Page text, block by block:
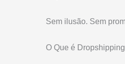
Sem ilusão. Sem
O Que é